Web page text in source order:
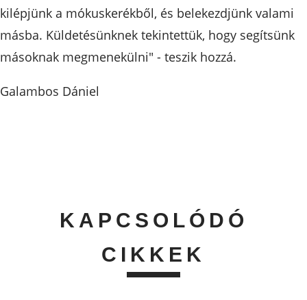
kilépjünk a mókuskerékből, és belekezdjünk valami
másba. Küldetésünknek tekintettük, hogy segítsünk
másoknak megmenekülni" - teszik hozzá.
Galambos Dániel
KAPCSOLÓDÓ
CIKKEK